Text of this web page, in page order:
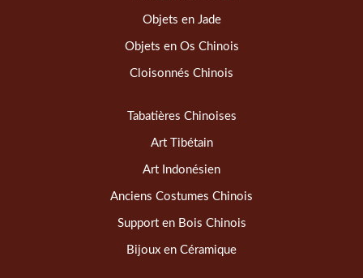
Objets en Jade
Objets en Os Chinois
Cloisonnés Chinois
Tabatières Chinoises
Art Tibétain
Art Indonésien
Anciens Costumes Chinois
Support en Bois Chinois
Bijoux en Céramique